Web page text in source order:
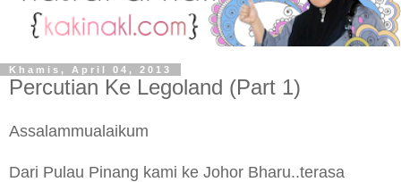
Khamis, April 04, 2013
Percutian Ke Legoland (Part 1)
Assalammualaikum
Dari Pulau Pinang kami ke Johor Bharu..terasa